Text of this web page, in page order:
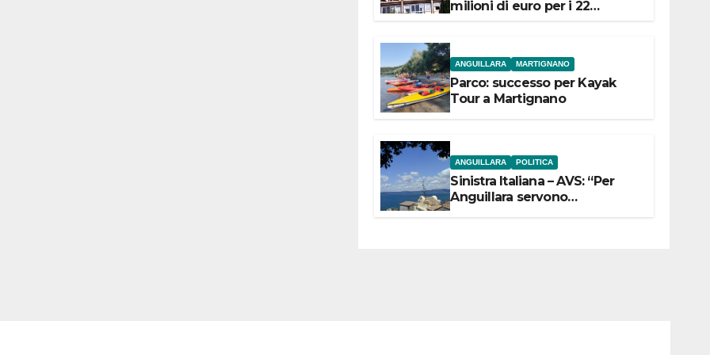
milioni di euro per i 22
ANGUILLARA MARTIGNANO
Parco: successo per Kayak
Tour a Martignano
ANGUILLARA POLITICA
Sinistra Italiana – AVS: “Per
Anguillara servono